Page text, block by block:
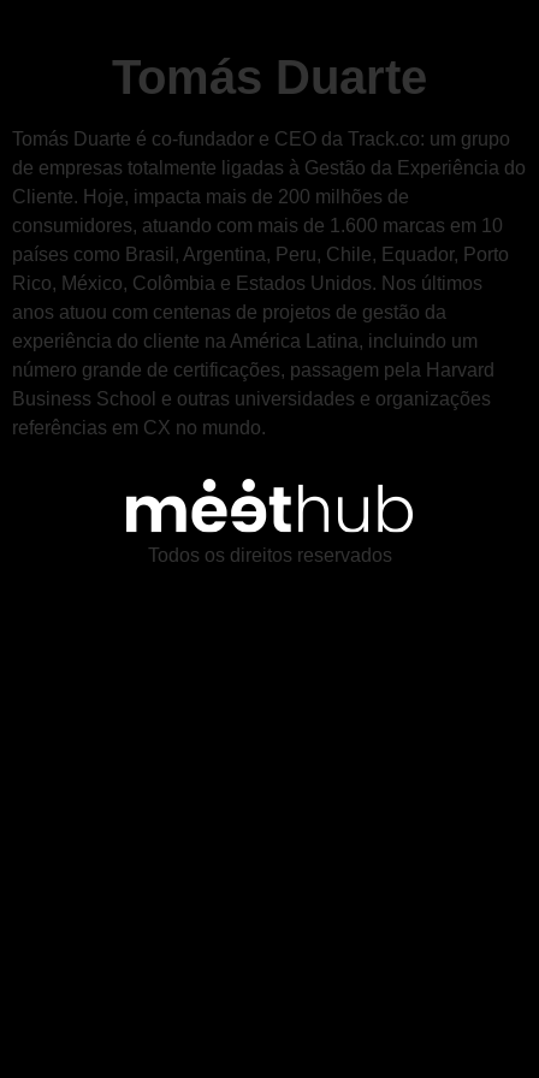
Tomás Duarte
Tomás Duarte é co-fundador e CEO da Track.co: um grupo
de empresas totalmente ligadas à Gestão da Experiência do
Cliente. Hoje, impacta mais de 200 milhões de
consumidores, atuando com mais de 1.600 marcas em 10
países como Brasil, Argentina, Peru, Chile, Equador, Porto
Rico, México, Colômbia e Estados Unidos. Nos últimos
anos atuou com centenas de projetos de gestão da
experiência do cliente na América Latina, incluindo um
número grande de certificações, passagem pela Harvard
Business School e outras universidades e organizações
referências em CX no mundo.
Todos os direitos reservados